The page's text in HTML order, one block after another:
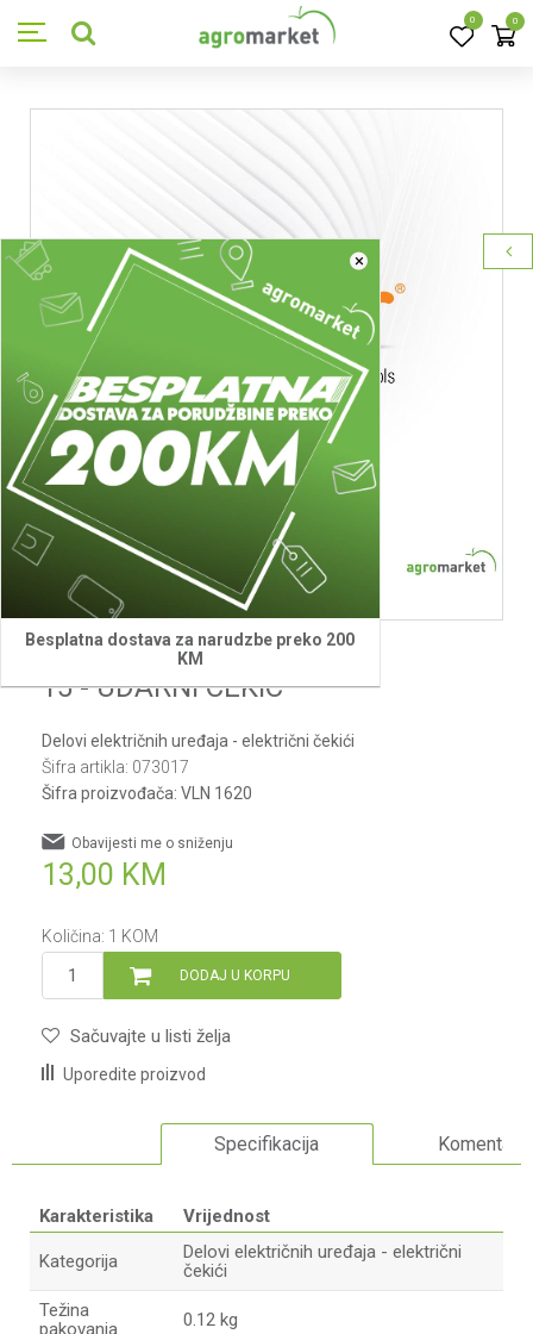
0 0
×
Besplatna dostava za narudzbe preko 200
KM
Villager
15 - UDARNI CEKIC
Delovi električnih uređaja - električni čekići
Šifra artikla: 073017
Šifra proizvođača: VLN 1620
13,00 KM
Obavijesti me o sniženju
Količina: 1 KOM
DODAJ U KORPU
Sačuvajte u listi želja
Uporedite proizvod
Specifikacija Komentari
Karakteristika Vrijednost
Kategorija
Delovi električnih uređaja - električni
čekići
Težina
pakovanja
0.12 kg